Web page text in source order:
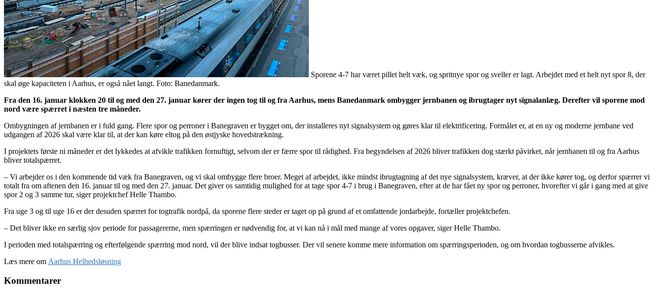
Sporene 4-7 har været pillet helt væk, og spritnye spor og sveller er lagt. Arbejdet med et helt nyt spor 8, der
skal øge kapaciteten i Aarhus, er også nået langt. Foto: Banedanmark.
Fra den 16. januar klokken 20 til og med den 27. januar kører der ingen tog til og fra Aarhus, mens Banedanmark ombygger jernbanen og ibrugtager nyt signalanlæg. Derefter vil sporene mod
nord være spærret i næsten tre måneder.
Ombygningen af jernbanen er i fuld gang. Flere spor og perroner i Banegraven er bygget om, der installeres nyt signalsystem og gøres klar til elektrificering. Formålet er, at en ny og moderne jernbane ved
udgangen af 2026 skal være klar til, at der kan køre eltog på den østjyske hovedstrækning.
I projektets første ni måneder er det lykkedes at afvikle trafikken fornuftigt, selvom der er færre spor til rådighed. Fra begyndelsen af 2026 bliver trafikken dog stærkt påvirket, når jernbanen til og fra Aarhus
bliver totalspærret.
– Vi arbejder os i den kommende tid væk fra Banegraven, og vi skal ombygge flere broer. Meget af arbejdet, ikke mindst ibrugtagning af det nye signalsystem, kræver, at der ikke kører tog, og derfor spærrer vi
totalt fra om aftenen den 16. januar til og med den 27. januar. Det giver os samtidig mulighed for at tage spor 4-7 i brug i Banegraven, efter at de har fået ny spor og perroner, hvorefter vi går i gang med at give
spor 2 og 3 samme tur, siger projektchef Helle Thambo.
Fra uge 3 og til uge 16 er der desuden spærret for togtrafik nordpå, da sporene flere steder er taget op på grund af et omfattende jordarbejde, fortæller projektchefen.
– Det bliver ikke en særlig sjov periode for passagererne, men spærringen er nødvendig for, at vi kan nå i mål med mange af vores opgaver, siger Helle Thambo.
I perioden med totalspærring og efterfølgende spærring mod nord, vil der blive indsat togbusser. Der vil senere komme mere information om spærringsperioden, og om hvordan togbusserne afvikles.
Læs mere om Aarhus Helhedsløsning
Kommentarer